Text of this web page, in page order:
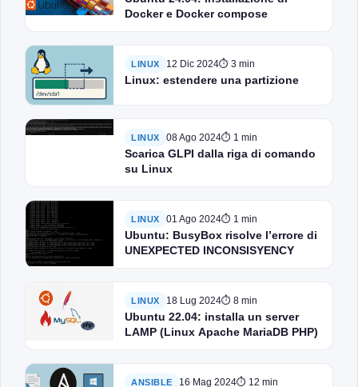
Docker e Docker compose
LINUX 12 Dic 2024⏱ 3 min
Linux: estendere una partizione
LINUX 08 Ago 2024⏱ 1 min
Scarica GLPI dalla riga di comando
su Linux
LINUX 01 Ago 2024⏱ 1 min
Ubuntu: BusyBox risolve l’errore di
UNEXPECTED INCONSISYENCY
LINUX 18 Lug 2024⏱ 8 min
Ubuntu 22.04: installa un server
LAMP (Linux Apache MariaDB PHP)
ANSIBLE 16 Mag 2024⏱ 12 min